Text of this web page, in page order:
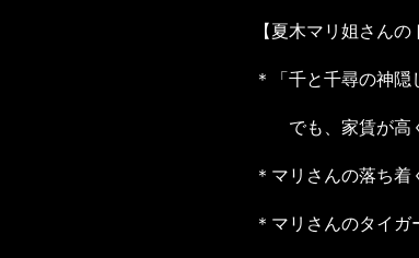
【夏木マリ姐さんの
＊「千と千尋の神
でも、家賃が高く
＊マリさんの落ち着
＊マリさんのタイ